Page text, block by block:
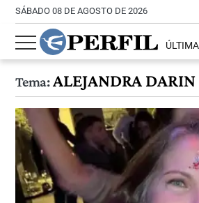
SÁBADO 08 DE AGOSTO DE 2026
Tema:ALEJANDRA DARIN